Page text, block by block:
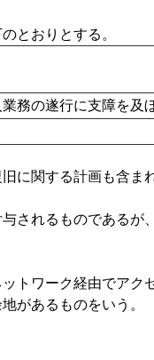
とおりとする。
務の遂行に支障を及
に関する計画も含まれ
れるものであるが
ワーク経由でアク
があるものをいう。